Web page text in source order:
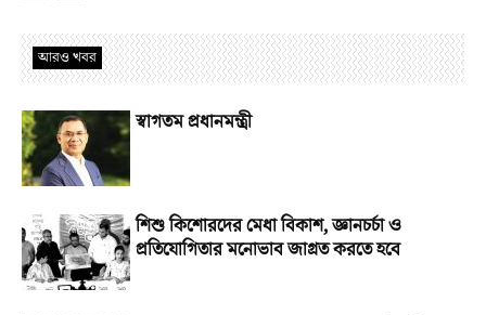
আরও খবর
স্বাগতম প্রধানমন্ত্রী
শিশু কিশোরদের মেধা বিকাশ, জ্ঞানচর্চা ও
প্রতিযোগিতার মনোভাব জাগ্রত করতে হবে